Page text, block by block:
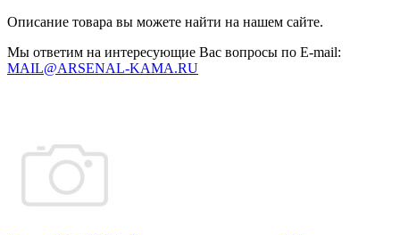
Описание товара вы можете найти на нашем сайте.
Мы ответим на интересующие Вас вопросы по E-mail:
MAIL@ARSENAL-KAMA.RU